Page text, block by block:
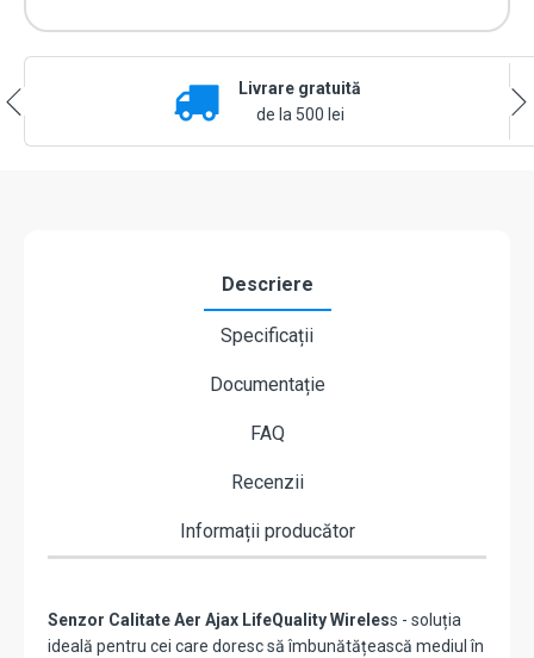
Livrare gratuită
de la 500 lei
Descriere
Specificații
Documentație
FAQ
Recenzii
Informații producător
Senzor Calitate Aer Ajax LifeQuality Wireless - soluția
ideală pentru cei care doresc să îmbunătățească mediul în